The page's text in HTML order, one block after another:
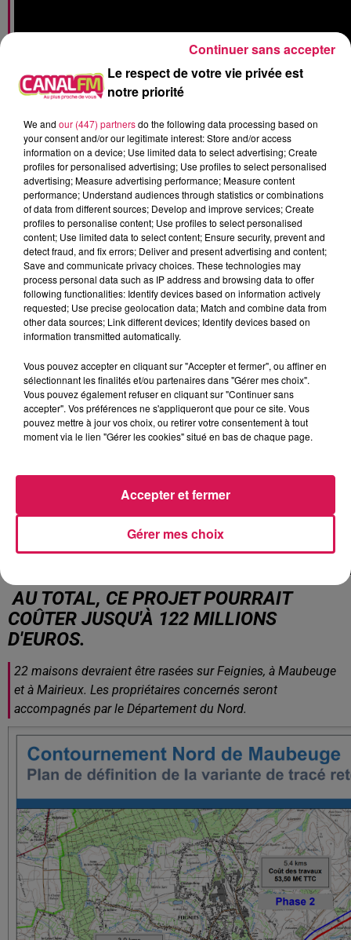
La phase 2 est un tracé en 2x 2 voies qui mènera de
Feignies vers la Rue Jean Jaurès, la rue du Grand Bois de
Maubeuge et Mairieux : un tracé de 5,4 kilomètres pour un
coût de 53,5 millions d’euros et des travaux programmés
pas avant l’année 2025.
Enfin, la troisième et dernière phase prévue pour début
2030, mènera les automobilistes de la route de Mons à
Boussois en rejoignant la Départementale 649 en direction
de Boussois.
AU TOTAL, CE PROJET POURRAIT
COÛTER JUSQU'À 122 MILLIONS
D'EUROS.
22 maisons devraient être rasées sur Feignies, à Maubeuge
et à Mairieux. Les propriétaires concernés seront
accompagnés par le Département du Nord.
Le respect de votre vie privée est
notre priorité
We and our (447) partnersdo the following data processing based on
your consent and/or our legitimate interest: Store and/or access
information on a device; Use limited data to select advertising; Create
profiles for personalised advertising; Use profiles to select personalised
advertising; Measure advertising performance; Measure content
performance; Understand audiences through statistics or combinations
of data from different sources; Develop and improve services; Create
profiles to personalise content; Use profiles to select personalised
content; Use limited data to select content; Ensure security, prevent and
detect fraud, and fix errors; Deliver and present advertising and content;
Save and communicate privacy choices. These technologies may
process personal data such as IP address and browsing data to offer
following functionalities: Identify devices based on information actively
requested; Use precise geolocation data; Match and combine data from
other data sources; Link different devices; Identify devices based on
information transmitted automatically.
Vous pouvez accepter en cliquant sur "Accepter et fermer", ou affiner en
sélectionnant les finalités et/ou partenaires dans "Gérer mes choix".
Vous pouvez également refuser en cliquant sur "Continuer sans
accepter". Vos préférences ne s'appliqueront que pour ce site. Vous
pouvez mettre à jour vos choix, ou retirer votre consentement à tout
moment via le lien "Gérer les cookies" situé en bas de chaque page.
Gérer mes choix
Accepter et fermer
Continuer sans accepter